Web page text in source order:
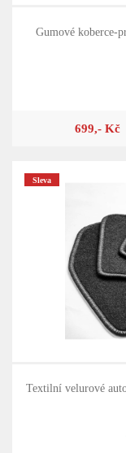
Gumové koberce-
699,- Kč
Sleva
Textilní velurové